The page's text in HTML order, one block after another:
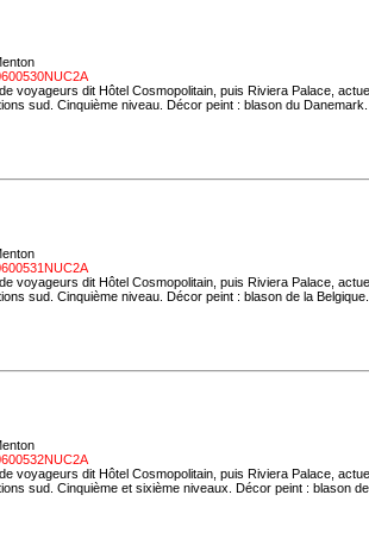
voyageurs dit Hôtel Cosmopolitain, puis Riviera Palace,
sud. Cinquième niveau. Décor peint : blason du Danemark.
voyageurs dit Hôtel Cosmopolitain, puis Riviera Palace,
sud. Cinquième niveau. Décor peint : blason de la Belgique.
voyageurs dit Hôtel Cosmopolitain, puis Riviera Palace,
sud. Cinquième et sixième niveaux. Décor peint : blason